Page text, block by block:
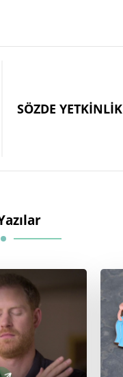
SÖZDE YETKİNLİK